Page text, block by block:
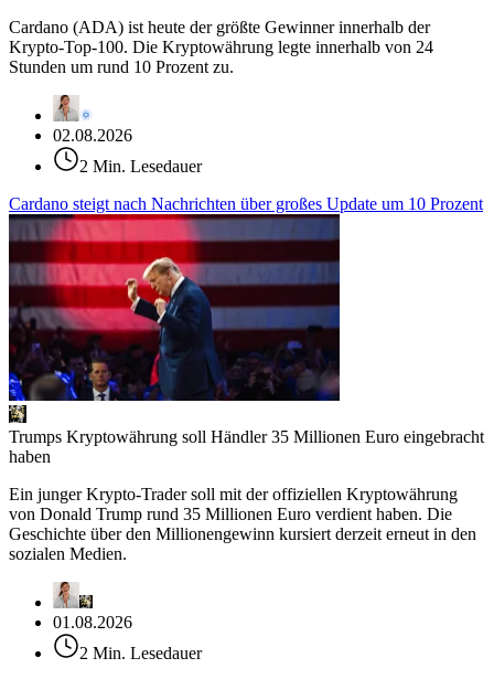
Cardano (ADA) ist heute der größte Gewinner innerhalb der
Krypto-Top-100. Die Kryptowährung legte innerhalb von 24
Stunden um rund 10 Prozent zu.
02.08.2026
2 Min. Lesedauer
Cardano steigt nach Nachrichten über großes Update um 10 Prozent
Trumps Kryptowährung soll Händler 35 Millionen Euro eingebracht
haben
Ein junger Krypto-Trader soll mit der offiziellen Kryptowährung
von Donald Trump rund 35 Millionen Euro verdient haben. Die
Geschichte über den Millionengewinn kursiert derzeit erneut in den
sozialen Medien.
01.08.2026
2 Min. Lesedauer